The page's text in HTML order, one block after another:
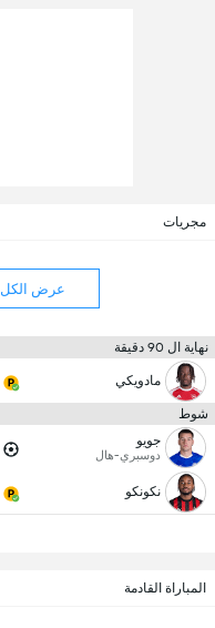
مجريات
عرض الكل
نهاية ال 90 دقيقة
مادويكي
شوط
جويو
دوسبري-هال
نكونكو
المباراة القادمة